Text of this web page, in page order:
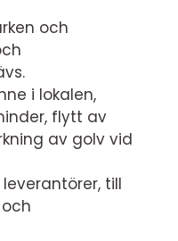
och
i lokalen,
flytt av
av golv vid
till